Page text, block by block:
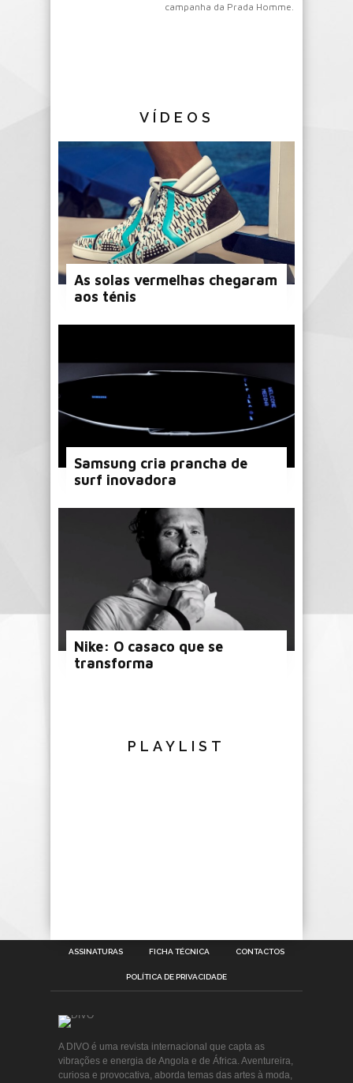
campanha da Prada Homme.
VÍDEOS
As solas vermelhas chegaram
aos ténis
Samsung cria prancha de
surf inovadora
Nike: O casaco que se
transforma
PLAYLIST
ASSINATURAS FICHA TÉCNICA CONTACTOS
POLÍTICA DE PRIVACIDADE
A DIVO é uma revista internacional que capta as
vibrações e energia de Angola e de África. Aventureira,
curiosa e provocativa, aborda temas das artes à moda,